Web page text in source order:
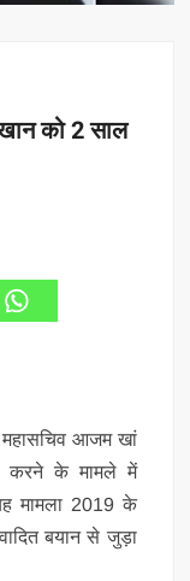
को 2 साल
महासचिव आजम खां
करने के मामले में
मामला 2019 के
बयान से जुड़ा